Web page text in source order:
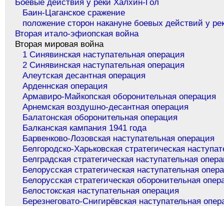
Боевые действия у реки Халхин-Гол
Баин-Цаганское сражение
положение сторон накануне боевых действий у
Вторая итало-эфиопская война
Вторая мировая война
1 Синявинская наступательная операция
2 Синявинская наступательная операция
Алеутская десантная операция
Арденнская операция
Армавиро-Майкопская оборонительная операция
Арнемская воздушно-десантная операция
Балатонская оборонительная операция
Балканская кампания 1941 года
Барвенково-Лозовская наступательная операция
Белгородско-Харьковская стратегическая
Белградская стратегическая наступательная
Белорусская стратегическая наступательная
Белорусская стратегическая оборонительная
Белостокская наступательная операция
Березнеговато-Снигирёвская наступательная